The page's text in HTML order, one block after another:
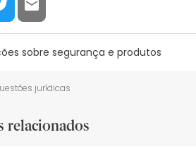
sobre segurança e produtos
de segurança visual
não dispomos de imagens de
jurídicas
relacionados